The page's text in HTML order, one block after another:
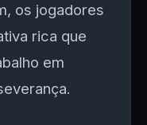
os jogadores
rica que
em